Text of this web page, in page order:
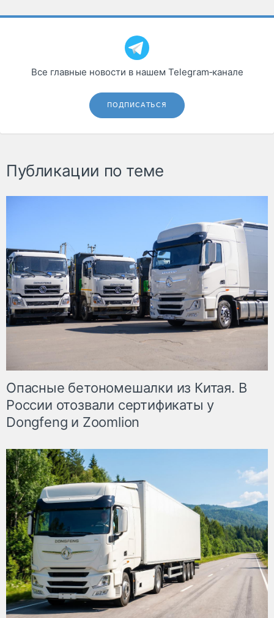
Все главные новости в нашем Telegram‑канале
ПОДПИСАТЬСЯ
Публикации по теме
Опасные бетономешалки из Китая. В
России отозвали сертификаты у
Dongfeng и Zoomlion